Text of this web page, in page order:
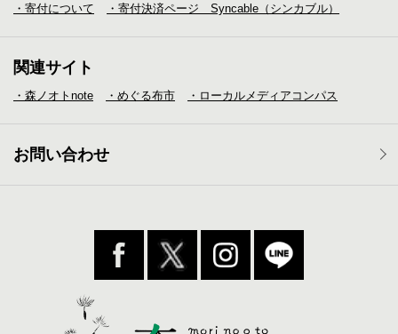
・寄付について ・寄付決済ページ Syncable（シンカブル）
関連サイト
・森ノオトnote ・めぐる布市 ・ローカルメディア コンパス
お問い合わせ